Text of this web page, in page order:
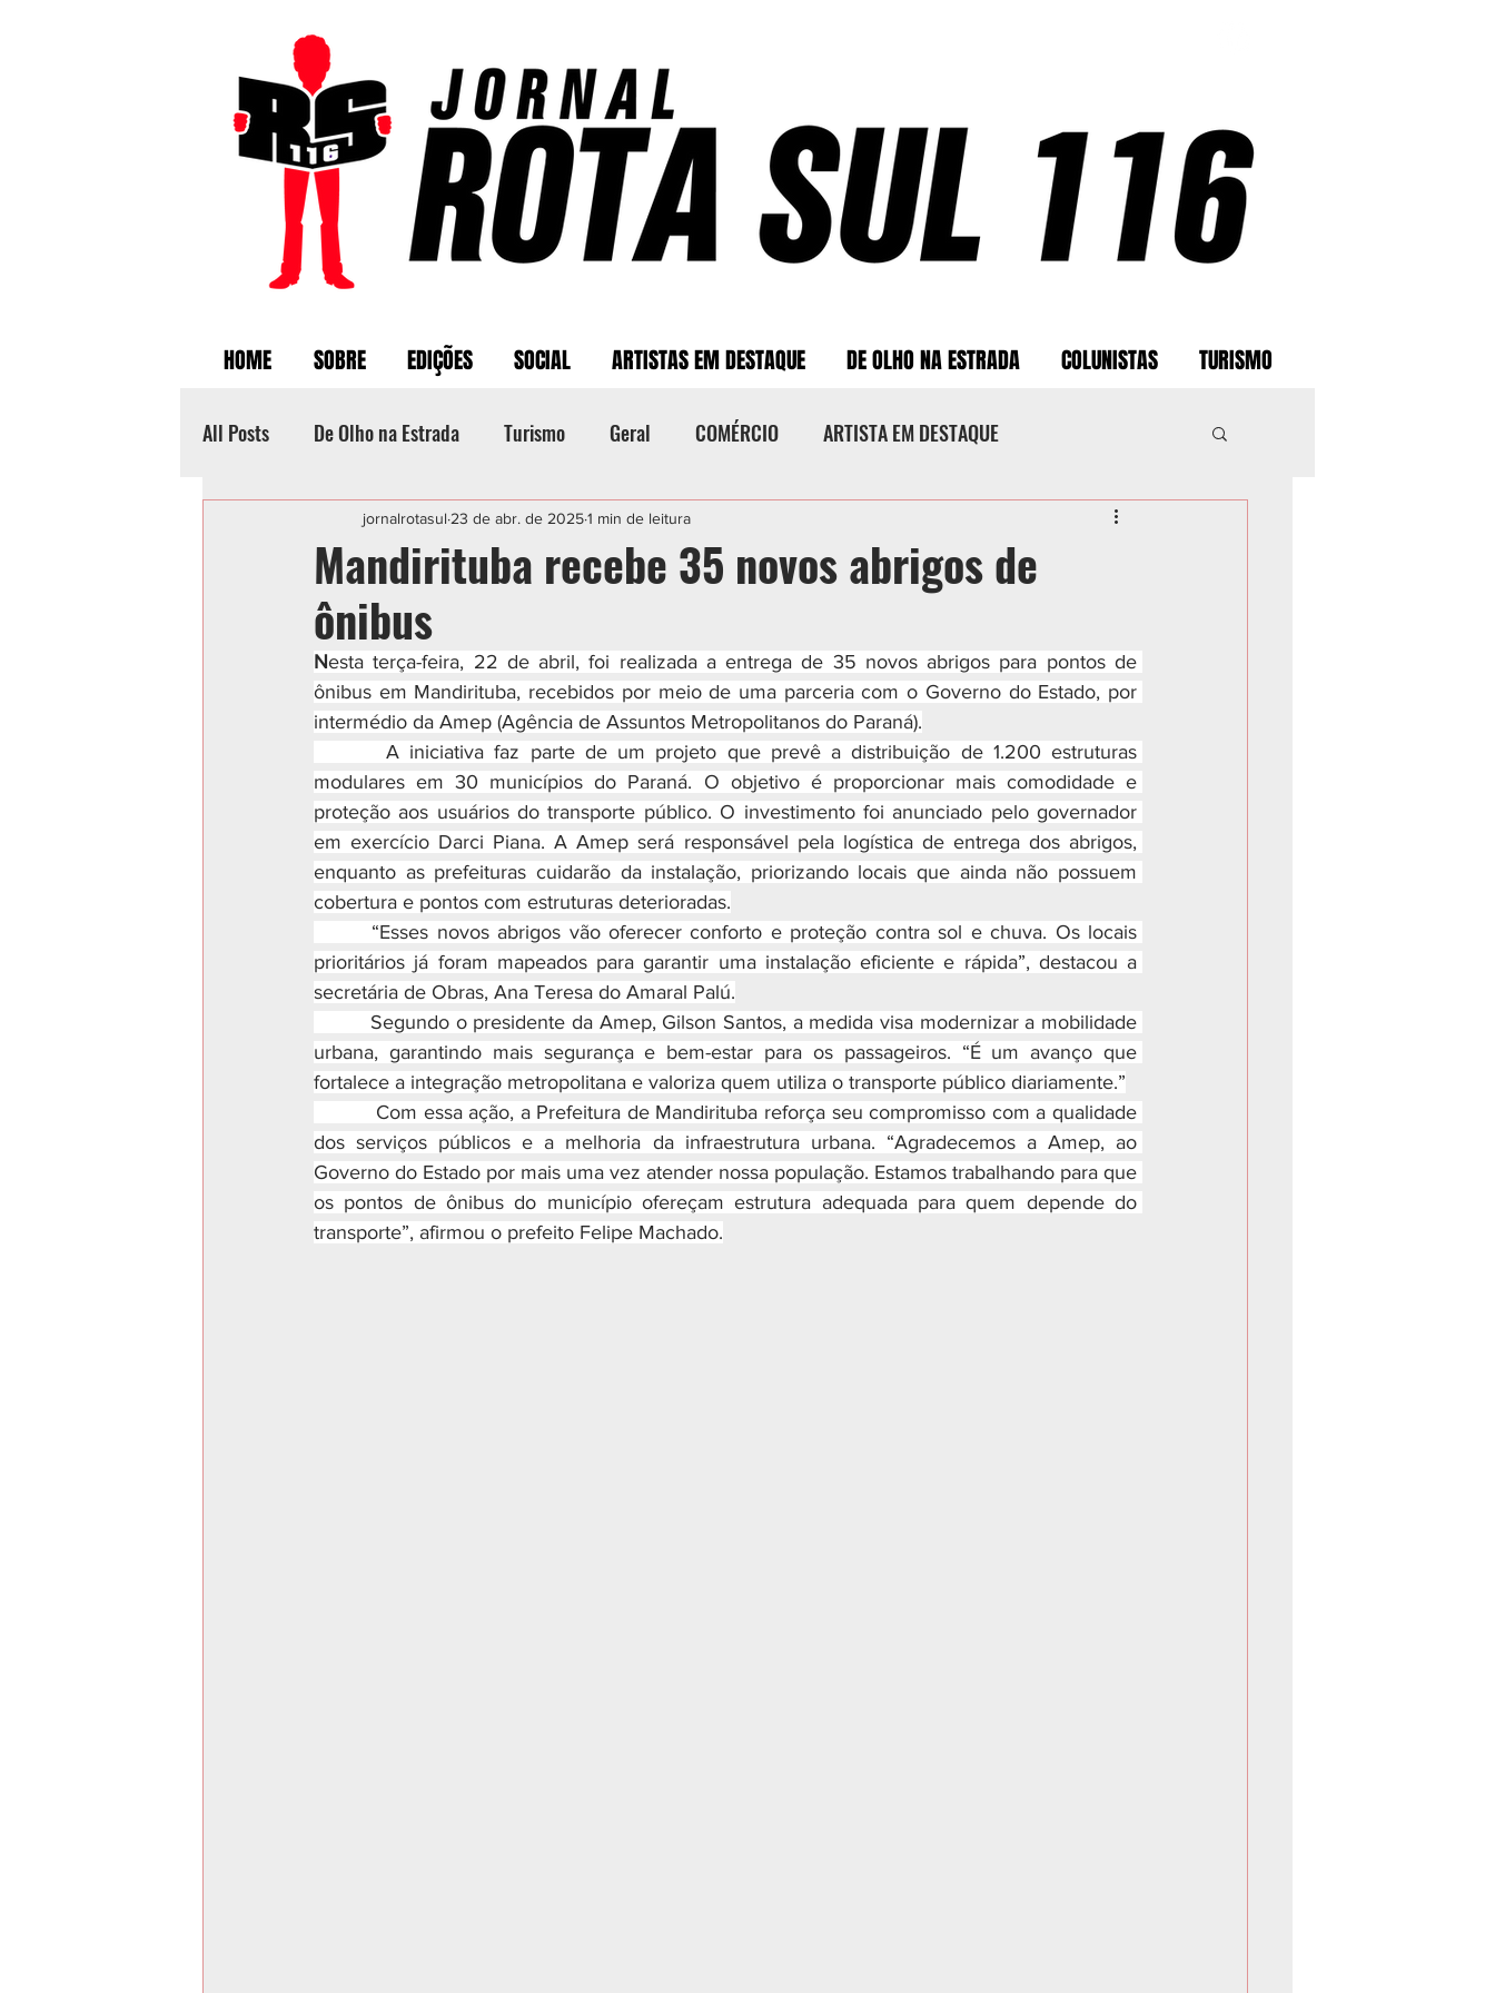
HOME SOBRE EDIÇÕES SOCIAL ARTISTAS EM DESTAQUE DE OLHO NA ESTRADA COLUNISTAS TURISMO
All Posts De Olho na Estrada Turismo Geral COMÉRCIO ARTISTA EM DESTAQUE
Categoria sem título POLICIAL ESPORTE CIDADES
Mandirituba recebe 35 novos abrigos de
ônibus
jornalrotasul 23 de abr. de 20251 min de leitura
Nesta terça-feira, 22 de abril, foi realizada a entrega de 35 novos abrigos para pontos de
ônibus em Mandirituba, recebidos por meio de uma parceria com o Governo do Estado, por
intermédio da Amep (Agência de Assuntos Metropolitanos do Paraná).
A iniciativa faz parte de um projeto que prevê a distribuição de 1.200 estruturas
modulares em 30 municípios do Paraná. O objetivo é proporcionar mais comodidade e
proteção aos usuários do transporte público. O investimento foi anunciado pelo governador
em exercício Darci Piana. A Amep será responsável pela logística de entrega dos abrigos,
enquanto as prefeituras cuidarão da instalação, priorizando locais que ainda não possuem
cobertura e pontos com estruturas deterioradas.
“Esses novos abrigos vão oferecer conforto e proteção contra sol e chuva. Os locais
prioritários já foram mapeados para garantir uma instalação eficiente e rápida”, destacou a
secretária de Obras, Ana Teresa do Amaral Palú.
Segundo o presidente da Amep, Gilson Santos, a medida visa modernizar a mobilidade
urbana, garantindo mais segurança e bem-estar para os passageiros. “É um avanço que
fortalece a integração metropolitana e valoriza quem utiliza o transporte público diariamente.”
Com essa ação, a Prefeitura de Mandirituba reforça seu compromisso com a qualidade
dos serviços públicos e a melhoria da infraestrutura urbana. “Agradecemos a Amep, ao
Governo do Estado por mais uma vez atender nossa população. Estamos trabalhando para que
os pontos de ônibus do município ofereçam estrutura adequada para quem depende do
transporte”, afirmou o prefeito Felipe Machado.